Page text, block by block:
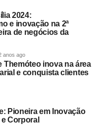
2024:
e inovação na 2ª
de negócios da
anos ago
Themóteo inova na área
e conquista clientes
Pioneira em Inovação
Corporal